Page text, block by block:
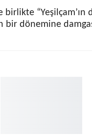
“Yeşilçam’ın
bir dönemine